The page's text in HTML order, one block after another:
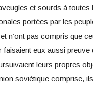
et sourds à toutes
portées par les
n’ont pas compris que
faisaient eux aussi preuve
leurs propres
soviétique comprise,